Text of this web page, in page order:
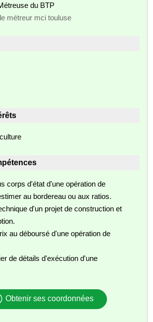
du BTP
métreur mci touluse
corps d'état d'une opération de
au bordereau ou aux ratios.
d'un projet de construction et
au déboursé d'une opération de
de détails d'exécution d'une
Obtenir ses coordonnées